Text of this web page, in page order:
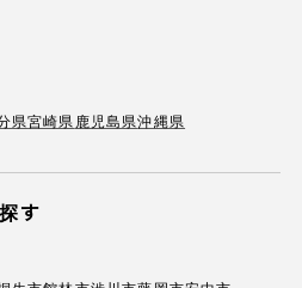
県宮崎県 鹿児島県沖縄県
す